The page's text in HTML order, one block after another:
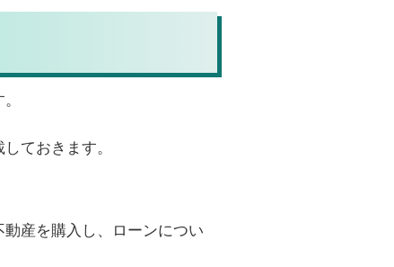
ておきます。
産を購入し、ローンについ